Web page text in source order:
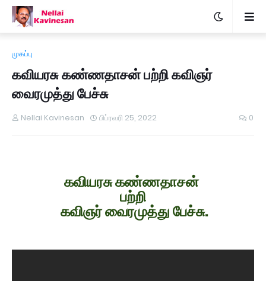
முகப்பு
கவியரசு கண்ணதாசன் பற்றி கவிஞர்
வைரமுத்து பேச்சு
Nellai Kavinesan பிப்ரவரி 25, 2022 0
கவியரசு கண்ணதாசன்
பற்றி
கவிஞர் வைரமுத்து பேச்சு.